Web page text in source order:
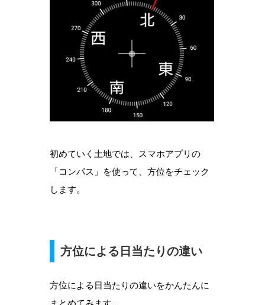
初めていく土地では、スマホアプリの
「コンパス」を使って、方位をチェック
します。
方位による日当たりの違い
方位による日当たりの違いをかんたんに